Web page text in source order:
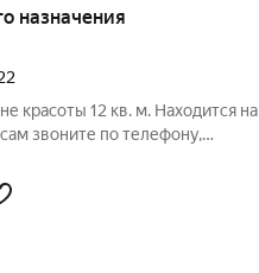
назначения
красоты 12 кв. м. Находится на
звоните по телефону,